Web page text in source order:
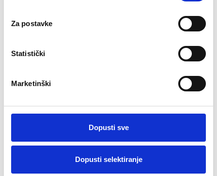
Za postavke
Statistički
Marketinški
Dopusti sve
Dopusti selektiranje
Dvorac Bežanec i perivoj
Wine Hill - kuća za odmor
Kapela Sv. Leonarda
Svetište Majke Božje
Kunagorske